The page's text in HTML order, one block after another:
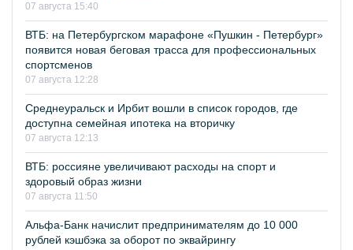
07 августа 15:40
ВТБ: на Петербургском марафоне «Пушкин - Петербург»
появится новая беговая трасса для профессиональных
спортсменов
07 августа 12:28
Среднеуральск и Ирбит вошли в список городов, где
доступна семейная ипотека на вторичку
07 августа 12:13
ВТБ: россияне увеличивают расходы на спорт и
здоровый образ жизни
07 августа 11:50
Альфа-Банк начислит предпринимателям до 10 000
рублей кэшбэка за оборот по эквайрингу